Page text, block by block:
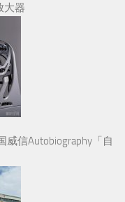
大器
威信Autobiography「自